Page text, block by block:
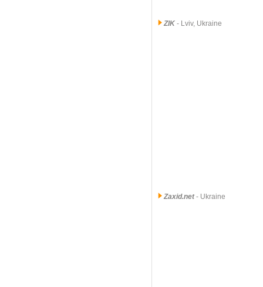
ZIK - Lviv, Ukraine
Zaxid.net- Ukraine